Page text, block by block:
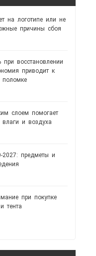
на логотипе или не
причины сбоя
восстановлении
приводит к
поломке
слоем помогает
влаги и воздуха
2027: предметы и
при покупке
тента